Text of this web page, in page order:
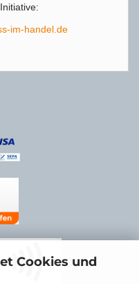
Cookies und
im-handel.de